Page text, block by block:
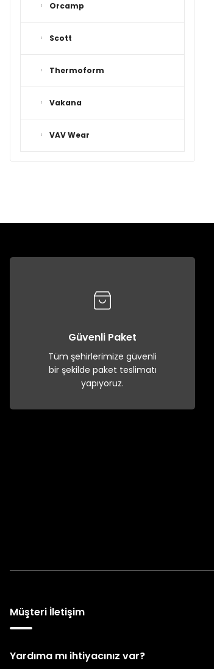
Orcamp
Scott
Thermoform
Vakana
VAV Wear
Güvenli Paket
Tüm şehirlerimize güvenli
bir şekilde paket teslimatı
yapıyoruz.
Müşteri İletişim
Yardıma mı ihtiyacınız var?